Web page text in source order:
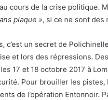
cours de la crise politique.
plaque », si ce ne sont des
c’est un secret de
et lors des répressions.
17 et 18 octobre 2017 à
Pour brouiller les
de l’opération